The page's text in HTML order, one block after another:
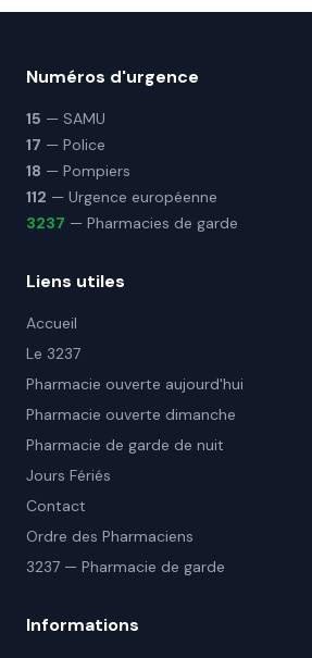
Numéros d'urgence
15 — SAMU
17 — Police
18 — Pompiers
112 — Urgence européenne
3237 — Pharmacies de garde
Liens utiles
Accueil
Le 3237
Pharmacie ouverte aujourd'hui
Pharmacie ouverte dimanche
Pharmacie de garde de nuit
Jours Fériés
Contact
Ordre des Pharmaciens
3237 — Pharmacie de garde
Informations